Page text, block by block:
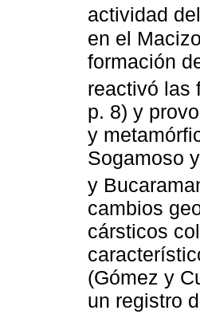
actividad
en el
formación
reactivó las
p. 8) y
y
Sogamoso
y
cambios
cársticos
(Gómez y
un registro